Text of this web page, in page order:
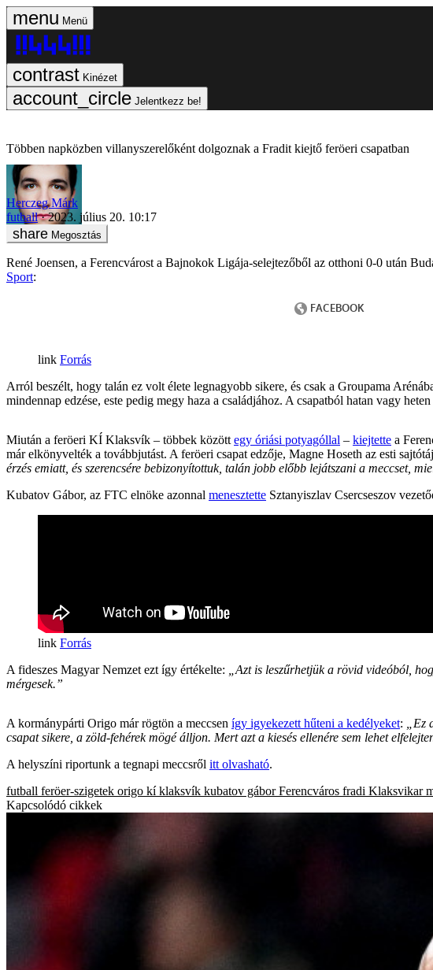
Menü
Kinézet
Jelentkezz be!
Többen napközben villanyszerelőként dolgoznak a Fradit kiejtő feröeri csapatban
Herczeg Márk
futball
2023. július 20. 10:17
Megosztás
René Joensen, a Ferencvárost a Bajnokok Ligája-selejtezőből az otthoni 0-0 után
Sport:
Forrás
Arról beszélt, hogy talán ez volt élete legnagyobb sikere, és csak a Groupama
mindennap edzése, este pedig megy haza a családjához. A csapatból hatan vagy
Miután a feröeri KÍ Klaksvík – többek között egy óriási potyagóllal – kiejtette a
már elkönyvelték a továbbjutást. A feröeri csapat edzője, Magne Hoseth az esti
érzés emiatt, és szerencsére bebizonyítottuk, talán jobb előbb lejátszani a meccset,
Kubatov Gábor, az FTC elnöke azonnal menesztette Sztanyiszlav Csercseszov
Forrás
A fideszes Magyar Nemzet ezt így értékelte:
„Azt is leszűrhetjük a rövid videóból,
mérgesek.”
A kormánypárti Origo már rögtön a meccsen így igyekezett hűteni a kedélyeket:
csapat sikere, a zöld-fehérek mögé álljon. Mert azt a kiesés ellenére sem lehet
A helyszíni riportunk a tegnapi meccsről itt olvasható.
futball feröer-szigetek origo kí klaksvík kubatov gábor Ferencváros fradi Klaksvikar
Kapcsolódó cikkek